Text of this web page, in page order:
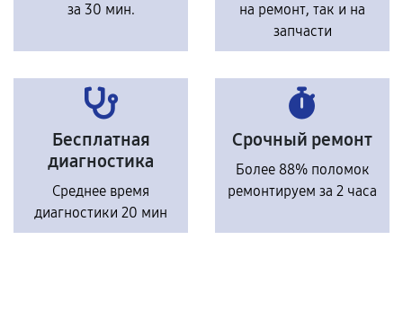
за 30 мин.
на ремонт, так и на
запчасти
Бесплатная
диагностика
Среднее время
диагностики 20 мин
Срочный ремонт
Более 88% поломок
ремонтируем за 2 часа